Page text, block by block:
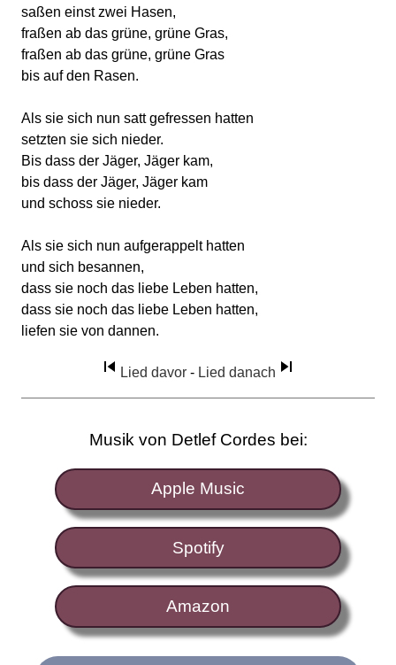
saßen einst zwei Hasen,
fraßen ab das grüne, grüne Gras,
fraßen ab das grüne, grüne Gras
bis auf den Rasen.
Als sie sich nun satt gefressen hatten
setzten sie sich nieder.
Bis dass der Jäger, Jäger kam,
bis dass der Jäger, Jäger kam
und schoss sie nieder.
Als sie sich nun aufgerappelt hatten
und sich besannen,
dass sie noch das liebe Leben hatten,
dass sie noch das liebe Leben hatten,
liefen sie von dannen.
Lied davor - Lied danach
Musik von Detlef Cordes bei:
Apple Music
Spotify
Amazon